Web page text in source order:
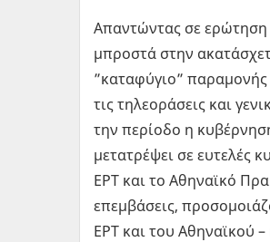
Απαντώντας σε ερώτηση
μπροστά στην
”καταφύγιο”
τις τηλεοράσεις και
την περίοδο η
μετατρέψει σε ευτελές
ΕΡΤ και το Αθηναϊκό
επεμβάσεις,
ΕΡΤ και του Αθηναϊκού